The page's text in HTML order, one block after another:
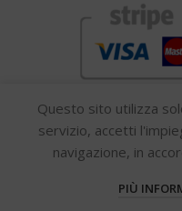
Questo sito utilizza
servizio, accetti
navigazione, in
PIÙ